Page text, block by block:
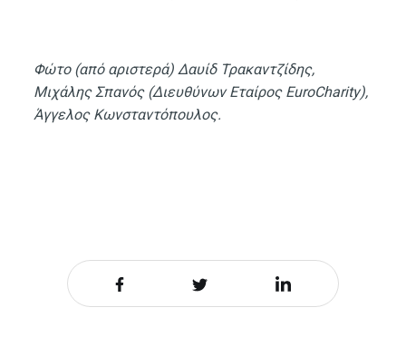
Φώτο (από αριστερά) Δαυίδ Τρακαντζίδης,
Μιχάλης Σπανός (Διευθύνων Εταίρος EuroCharity),
Άγγελος Κωνσταντόπουλος.
Share it on FacebookShare it on TwitterShare it on LinkedIn